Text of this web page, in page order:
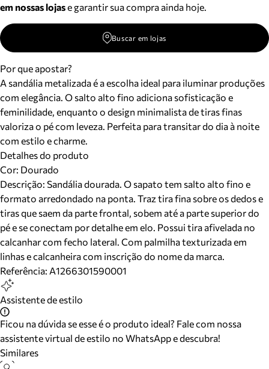
em nossas lojase garantir sua compra ainda hoje.
Buscar em lojas
Por que apostar?
A sandália metalizada é a escolha ideal para iluminar produções
com elegância. O salto alto fino adiciona sofisticação e
feminilidade, enquanto o design minimalista de tiras finas
valoriza o pé com leveza. Perfeita para transitar do dia à noite
com estilo e charme.
Detalhes do produto
Cor: Dourado
Descrição: Sandália dourada. O sapato tem salto alto fino e
formato arredondado na ponta. Traz tira fina sobre os dedos e
tiras que saem da parte frontal, sobem até a parte superior do
pé e se conectam por detalhe em elo. Possui tira afivelada no
calcanhar com fecho lateral. Com palmilha texturizada em
linhas e calcanheira com inscrição do nome da marca.
Referência: A1266301590001
Assistente de estilo
Ficou na dúvida se esse é o produto ideal? Fale com nossa
assistente virtual de estilo no WhatsApp e descubra!
Similares